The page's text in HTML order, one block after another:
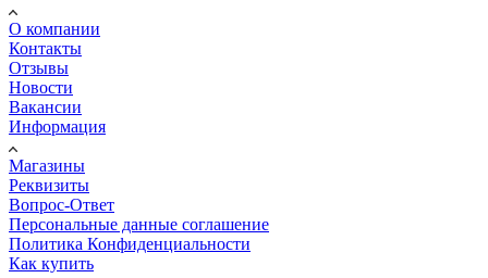
О компании
Контакты
Отзывы
Новости
Вакансии
Информация
Магазины
Реквизиты
Вопрос-Ответ
Персональные данные соглашение
Политика Конфиденциальности
Как купить